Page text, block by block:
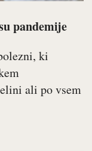
pandemije
ki
ali po vsem